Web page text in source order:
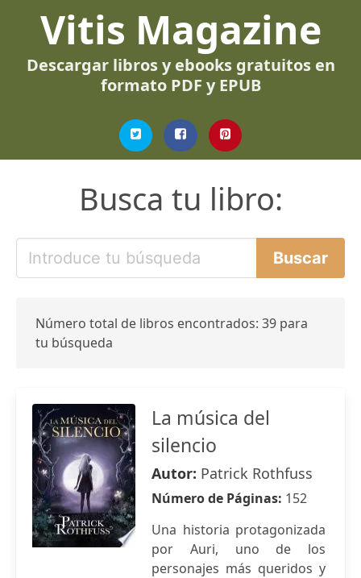
Vitis Magazine
Descargar libros y ebooks gratuitos en
formato PDF y EPUB
Busca tu libro:
Número total de libros encontrados: 39 para
tu búsqueda
La música del
silencio
Autor: Patrick Rothfuss
Número de Páginas: 152
Una historia protagonizada
por Auri, uno de los
personajes más queridos y